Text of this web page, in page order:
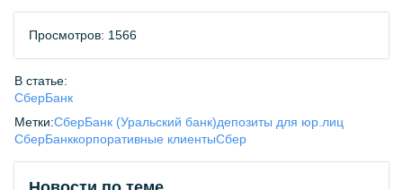
Просмотров: 1566
В статье:
СберБанк
Метки:СберБанк (Уральский банк)депозиты для юр.лиц
СберБанккорпоративные клиентыСбер